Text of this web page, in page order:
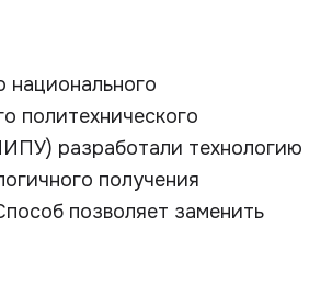
национального
политехнического
разработали технологию
получения
позволяет заменить